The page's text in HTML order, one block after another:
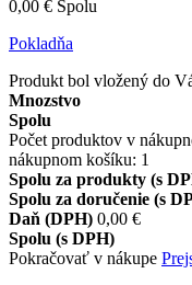
0,00 € Spolu
Pokladňa
Produkt bol vložený do
Mnozstvo
Spolu
Počet produktov v
nákupnom košíku: 1
Spolu za produkty (s
Spolu za doručenie (s
Daň (DPH) 0,00 €
Spolu (s DPH)
Pokračovať v nákupe